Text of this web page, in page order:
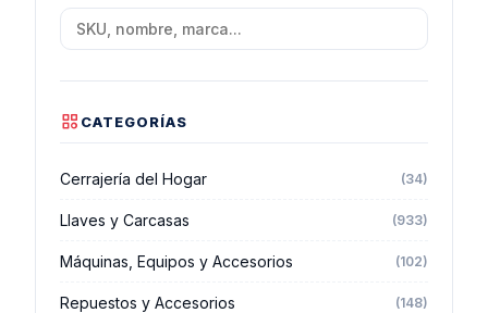
CATEGORÍAS
Cerrajería del Hogar (34)
Llaves y Carcasas (933)
Máquinas, Equipos y Accesorios (102)
Repuestos y Accesorios (148)